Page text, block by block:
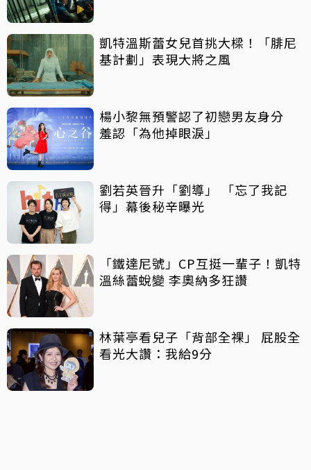
凱特溫斯蕾女兒首挑大樑！「腓尼
基計劃」表現大將之風
楊小黎無預警認了初戀男友身分
羞認「為他掉眼淚」
劉若英晉升「劉導」 「忘了我記
得」幕後秘辛曝光
「鐵達尼號」CP互挺一輩子！凱特
溫絲蕾蛻變 李奧納多狂讚
林葉亭看兒子「背部全裸」 屁股全
看光大讚：我給9分